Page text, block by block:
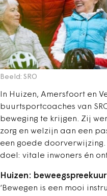
Beeld: SRO
In Huizen, Amersfoort en
buurtsportcoaches van
beweging te krijgen. Zij
zorg en welzijn aan een
een goede
doel: vitale inwoners én
Huizen: beweegspreekuur
‘Bewegen is een mooi